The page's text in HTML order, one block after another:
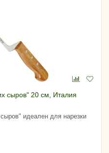
сыров" 20 см, Италия
идеален для нарезки